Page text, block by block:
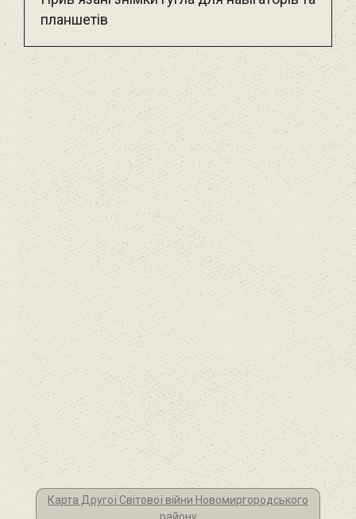
планшетів
Карта Другої Світової війни Новомиргородського